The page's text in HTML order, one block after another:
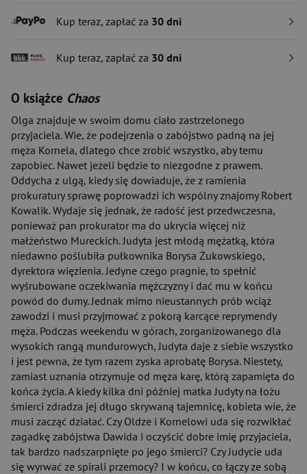
Kup teraz, zapłać za 30 dni
Kup teraz, zapłać za 30 dni
O książce Chaos
Olga znajduje w swoim domu ciało zastrzelonego
przyjaciela. Wie, że podejrzenia o zabójstwo padną na jej
męża Kornela, dlatego chce zrobić wszystko, aby temu
zapobiec. Nawet jeżeli będzie to niezgodne z prawem.
Oddycha z ulgą, kiedy się dowiaduje, że z ramienia
prokuratury sprawę poprowadzi ich wspólny znajomy Robert
Kowalik. Wydaje się jednak, że radość jest przedwczesna,
ponieważ pan prokurator ma do ukrycia więcej niż
małżeństwo Mureckich. Judyta jest młodą mężatką, która
niedawno poślubiła pułkownika Borysa Żukowskiego,
dyrektora więzienia. Jedyne czego pragnie, to spełnić
wyśrubowane oczekiwania mężczyzny i dać mu w końcu
powód do dumy. Jednak mimo nieustannych prób wciąż
zawodzi i musi przyjmować z pokorą karcące reprymendy
męża. Podczas weekendu w górach, zorganizowanego dla
wysokich rangą mundurowych, Judyta daje z siebie wszystko
i jest pewna, że tym razem zyska aprobatę Borysa. Niestety,
zamiast uznania otrzymuje od męża karę, którą zapamięta do
końca życia. A kiedy kilka dni później matka Judyty na łożu
śmierci zdradza jej długo skrywaną tajemnicę, kobieta wie, że
musi zacząć działać. Czy Oldze i Kornelowi uda się rozwikłać
zagadkę zabójstwa Dawida i oczyścić dobre imię przyjaciela,
tak bardzo nadszarpnięte po jego śmierci? Czy Judycie uda
się wyrwać ze spirali przemocy? I w końcu, co łączy ze sobą